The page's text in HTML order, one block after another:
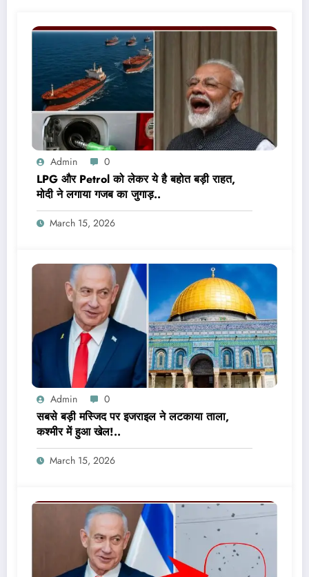
Admin 0
LPG और Petrol को लेकर ये है बहोत बड़ी राहत,
मोदी ने लगाया गजब का जुगाड़..
March 15, 2026
Admin 0
सबसे बड़ी मस्जिद पर इजराइल ने लटकाया ताला,
कश्मीर में हुआ खेल!..
March 15, 2026